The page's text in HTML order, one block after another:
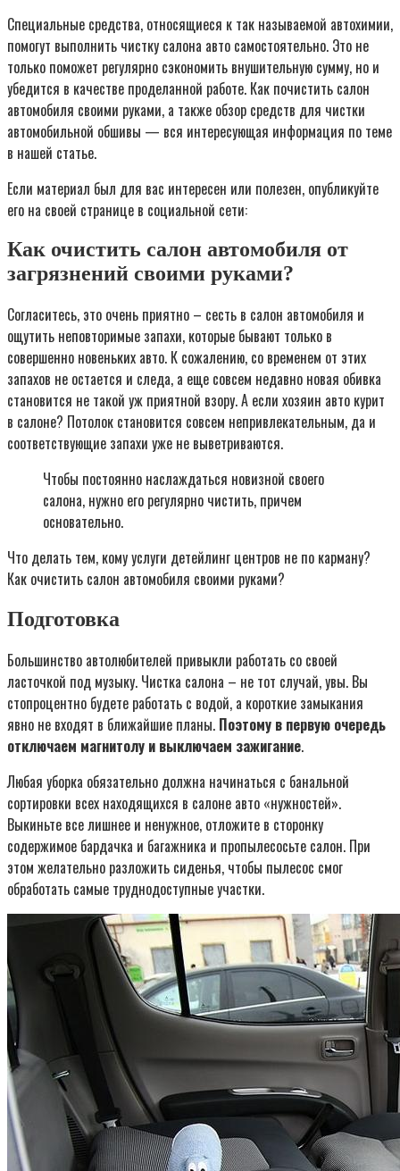
Специальные средства, относящиеся к так называемой автохимии,
помогут выполнить чистку салона авто самостоятельно. Это не
только поможет регулярно сэкономить внушительную сумму, но и
убедится в качестве проделанной работе. Как почистить салон
автомобиля своими руками, а также обзор средств для чистки
автомобильной обшивы — вся интересующая информация по теме
в нашей статье.
Если материал был для вас интересен или полезен, опубликуйте
его на своей странице в социальной сети:
Как очистить салон автомобиля от
загрязнений своими руками?
Согласитесь, это очень приятно – сесть в салон автомобиля и
ощутить неповторимые запахи, которые бывают только в
совершенно новеньких авто. К сожалению, со временем от этих
запахов не остается и следа, а еще совсем недавно новая обивка
становится не такой уж приятной взору. А если хозяин авто курит
в салоне? Потолок становится совсем непривлекательным, да и
соответствующие запахи уже не выветриваются.
Чтобы постоянно наслаждаться новизной своего
салона, нужно его регулярно чистить, причем
основательно.
Что делать тем, кому услуги детейлинг центров не по карману?
Как очистить салон автомобиля своими руками?
Подготовка
Большинство автолюбителей привыкли работать со своей
ласточкой под музыку. Чистка салона – не тот случай, увы. Вы
стопроцентно будете работать с водой, а короткие замыкания
явно не входят в ближайшие планы. Поэтому в первую очередь
отключаем магнитолу и выключаем зажигание.
Любая уборка обязательно должна начинаться с банальной
сортировки всех находящихся в салоне авто «нужностей».
Выкиньте все лишнее и ненужное, отложите в сторонку
содержимое бардачка и багажника и пропылесосьте салон. При
этом желательно разложить сиденья, чтобы пылесос смог
обработать самые труднодоступные участки.